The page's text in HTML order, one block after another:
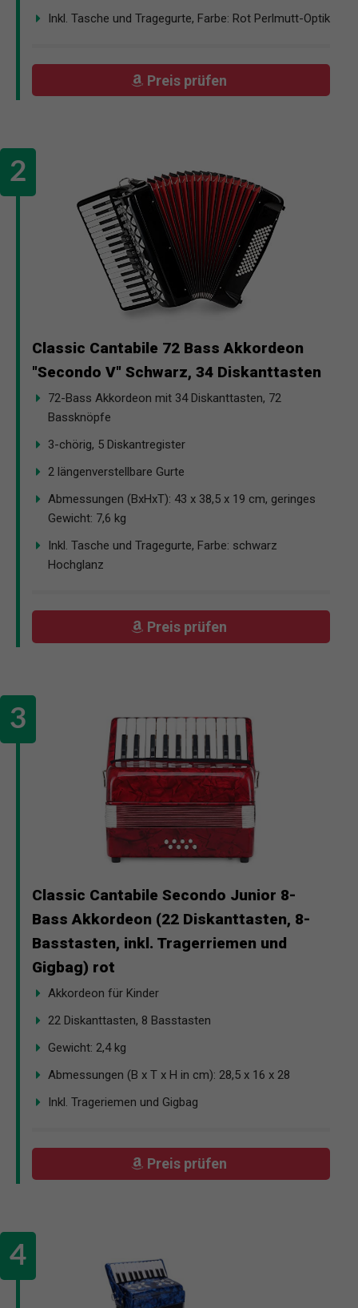
Inkl. Tasche und Tragegurte, Farbe: Rot Perlmutt-Optik
Preis prüfen
Classic Cantabile 72 Bass Akkordeon
"Secondo V" Schwarz, 34 Diskanttasten
72-Bass Akkordeon mit 34 Diskanttasten, 72
Bassknöpfe
3-chörig, 5 Diskantregister
2 längenverstellbare Gurte
Abmessungen (BxHxT): 43 x 38,5 x 19 cm, geringes
Gewicht: 7,6 kg
Inkl. Tasche und Tragegurte, Farbe: schwarz
Hochglanz
Preis prüfen
Classic Cantabile Secondo Junior 8-
Bass Akkordeon (22 Diskanttasten, 8-
Basstasten, inkl. Tragerriemen und
Gigbag) rot
Akkordeon für Kinder
22 Diskanttasten, 8 Basstasten
Gewicht: 2,4 kg
Abmessungen (B x T x H in cm): 28,5 x 16 x 28
Inkl. Trageriemen und Gigbag
Preis prüfen